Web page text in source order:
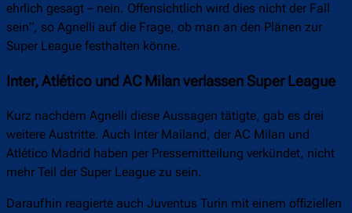
ehrlich gesagt – nein. Offensichtlich wird dies nicht der Fall
sein“, so Agnelli auf die Frage, ob man an den Plänen zur
Super League festhalten könne.
Inter, Atlético und AC Milan verlassen Super League
Kurz nachdem Agnelli diese Aussagen tätigte, gab es drei
weitere Austritte. Auch Inter Mailand, der AC Milan und
Atlético Madrid haben per Pressemitteilung verkündet, nicht
mehr Teil der Super League zu sein.
Daraufhin reagierte auch Juventus Turin mit einem offiziellen